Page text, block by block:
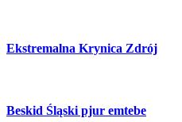
Ekstremalna Krynica Zdrój
Beskid Śląski pjur emtebe